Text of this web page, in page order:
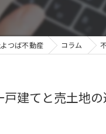
つば不動産 コラム
建てと売土地の